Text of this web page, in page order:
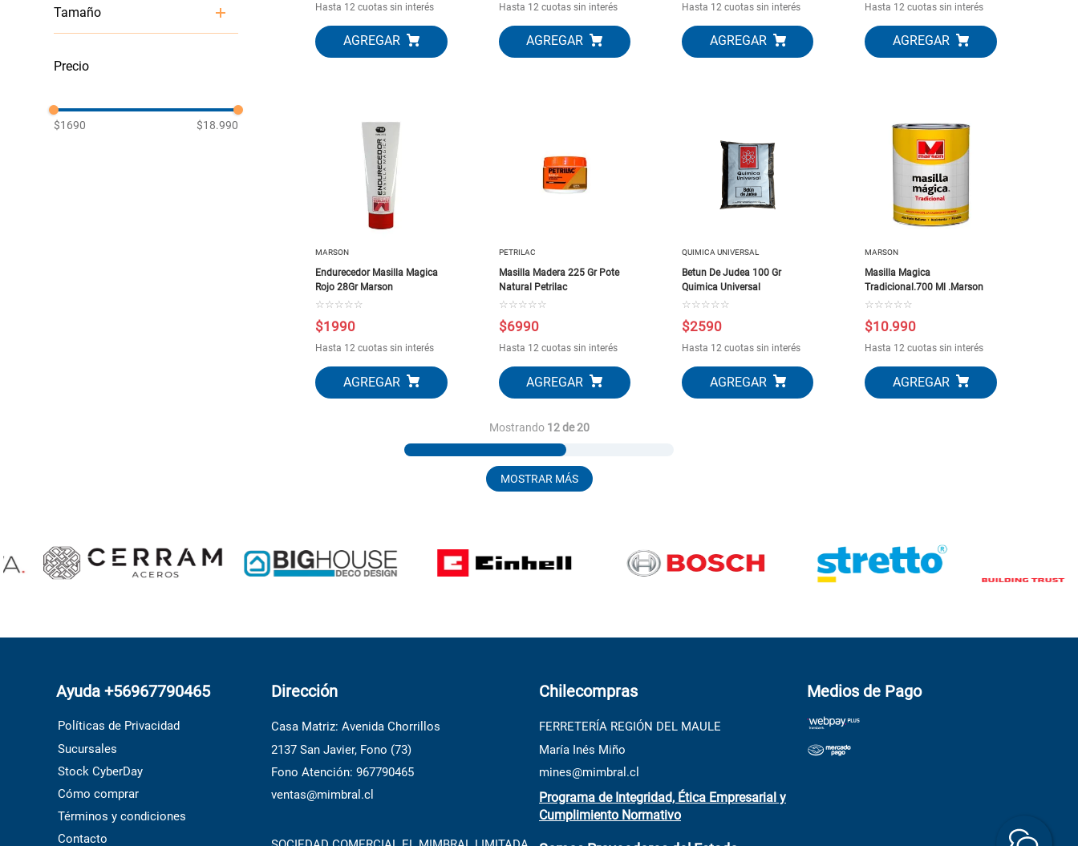
.55 kg
Tamaño
$1690 $18.990
Hasta 12 cuotas sin interés Hasta 12 cuotas sin interés Hasta 12 cuotas sin interés Hasta 12 cuotas sin interés
MARSON
Endurecedor Masilla Magica
Rojo 28Gr Marson
☆ ☆ ☆ ☆ ☆
$1990
Hasta 12 cuotas sin interés
PETRILAC
Masilla Madera 225 Gr Pote
Natural Petrilac
☆ ☆ ☆ ☆ ☆
$6990
Hasta 12 cuotas sin interés
QUIMICA UNIVERSAL
Betun De Judea 100 Gr
Quimica Universal
☆ ☆ ☆ ☆ ☆
$2590
Hasta 12 cuotas sin interés
MARSON
Masilla Magica
Tradicional.700 Ml .Marson
☆ ☆ ☆ ☆ ☆
$10.990
Hasta 12 cuotas sin interés
Mostrando 12 de 20
MOSTRAR MÁS
Ayuda +56967790465
Políticas de Privacidad
Sucursales
Stock CyberDay
Cómo comprar
Términos y condiciones
Contacto
Dirección
Casa Matriz: Avenida Chorrillos
2137 San Javier, Fono (73)
Fono Atención: 967790465
ventas@mimbral.cl
Chilecompras
FERRETERÍA REGIÓN DEL MAULE
María Inés Miño
mines@mimbral.cl
Programa de Integridad, Ética Empresarial y
Cumplimiento Normativo
Medios de Pago